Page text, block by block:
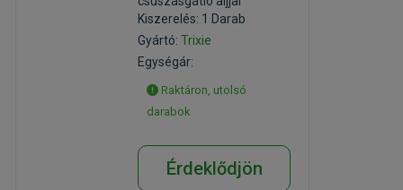
Kiszerelés: 1 Darab
Gyártó:Trixie
Egységár:
Raktáron, utolsó
darabok
Érdeklődjön